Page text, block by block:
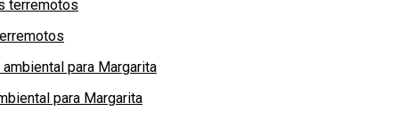
para Margarita